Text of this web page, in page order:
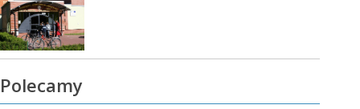
Polecamy